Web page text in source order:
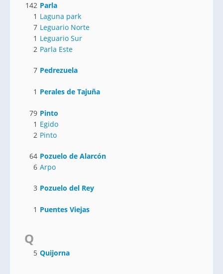
142 Parla
1 Laguna park
7 Leguario Norte
1 Leguario Sur
2 Parla Este
7 Pedrezuela
1 Perales de Tajuña
79 Pinto
1 Egido
2 Pinto
64 Pozuelo de Alarcón
6 Arpo
3 Pozuelo del Rey
1 Puentes Viejas
Q
5 Quijorna